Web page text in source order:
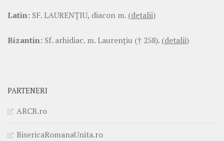
Latin: SF. LAURENŢIU, diacon m. (detalii)
Bizantin: Sf. arhidiac. m. Laurenţiu († 258). (detalii)
PARTENERI
ARCB.ro
BisericaRomanaUnita.ro